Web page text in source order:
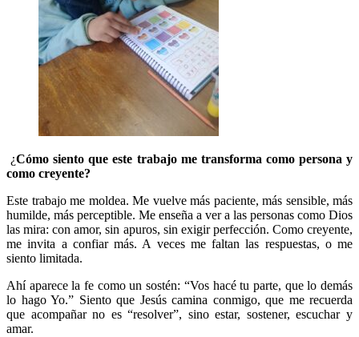
¿Cómo siento que este trabajo me transforma como persona y
como creyente?
Este trabajo me moldea. Me vuelve más paciente, más sensible, más
humilde, más perceptible. Me enseña a ver a las personas como Dios
las mira: con amor, sin apuros, sin exigir perfección. Como creyente,
me invita a confiar más. A veces me faltan las respuestas, o me
siento limitada.
Ahí aparece la fe como un sostén: “Vos hacé tu parte, que lo demás
lo hago Yo.” Siento que Jesús camina conmigo, que me recuerda
que acompañar no es “resolver”, sino estar, sostener, escuchar y
amar.